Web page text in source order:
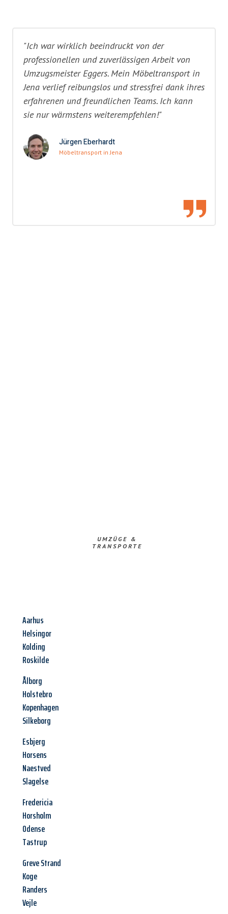
"Ich war wirklich beeindruckt von der
professionellen und zuverlässigen Arbeit von
Umzugsmeister Eggers. Mein Möbeltransport in
Jena verlief reibungslos und stressfrei dank ihres
erfahrenen und freundlichen Teams. Ich kann
sie nur wärmstens weiterempfehlen!"
Jürgen Eberhardt
Möbeltransport in Jena
UMZÜGE &
TRANSPORTE
Aarhus
Helsingor
Kolding
Roskilde
Ålborg
Holstebro
Kopenhagen
Silkeborg
Esbjerg
Horsens
Naestved
Slagelse
Fredericia
Horsholm
Odense
Tastrup
Greve Strand
Koge
Randers
Vejle